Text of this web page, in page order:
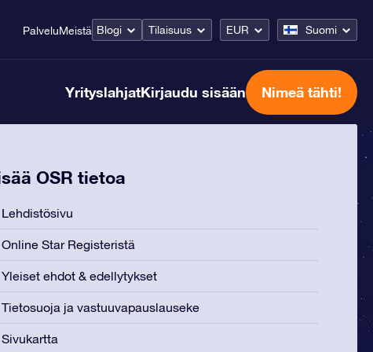
PalveluMeistä Blogi Tilaisuus EUR Suomi
YrityslahjatKirjaudu sisään Nimeä tähti!
OSR tietoa
Lehdistösivu
Online Star Registeristä
Yleiset ehdot & edellytykset
Tietosuoja ja vastuuvapauslauseke
Sivukartta